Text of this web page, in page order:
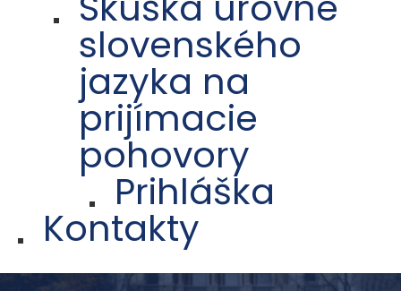
slovenského
jazyka na
prijímacie
pohovory
Prihláška
Kontakty